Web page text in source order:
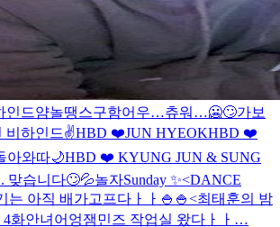
인드얌놀땡스구함어우…츄워…🥶🙄가보
비하인드✌️HBD ❤️JUN HYEOKHBD ❤️
아와따🌙HBD ❤️ KYUNG JUN & SUNG
맞습니다🙄💦놀자Sunday ✨<DANCE
는 아직 배가고프다ㅏㅏ🍚🍚<최태훈의 밤
4화안녀어엉잼민즈 작업실 왔다ㅏㅏ…